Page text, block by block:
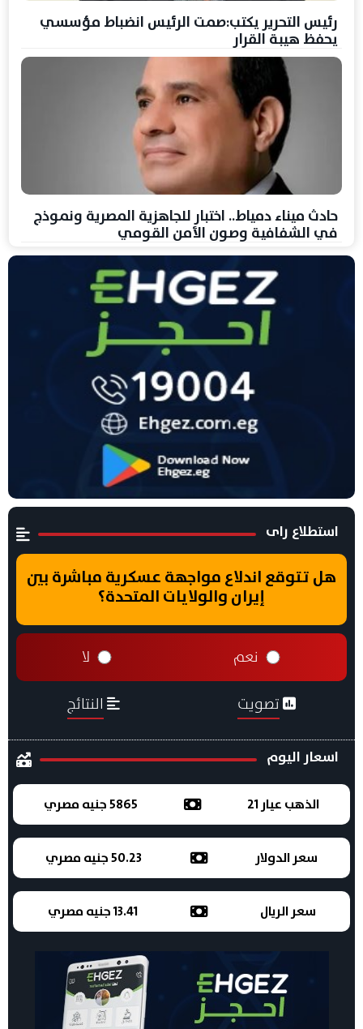
رئيس التحرير يكتب:صمت الرئيس انضباط مؤسسي
يحفظ هيبة القرار
حادث ميناء دمياط.. اختبار للجاهزية المصرية ونموذج
في الشفافية وصون الأمن القومي
استطلاع راى
هل تتوقع اندلاع مواجهة عسكرية مباشرة بين
إيران والولايات المتحدة؟
نعم لا
تصويت النتائج
اسعار اليوم
الذهب عيار 21 5865 جنيه مصري
سعر الدولار 50.23 جنيه مصري
سعر الريال 13.41 جنيه مصري